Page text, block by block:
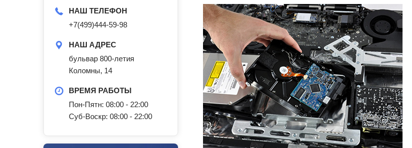
НАШ ТЕЛЕФОН
+7(499)444-59-98
НАШ АДРЕС
бульвар 800-летия
Коломны, 14
ВРЕМЯ РАБОТЫ
Пон-Пятн: 08:00 - 22:00
Суб-Воскр: 08:00 - 22:00